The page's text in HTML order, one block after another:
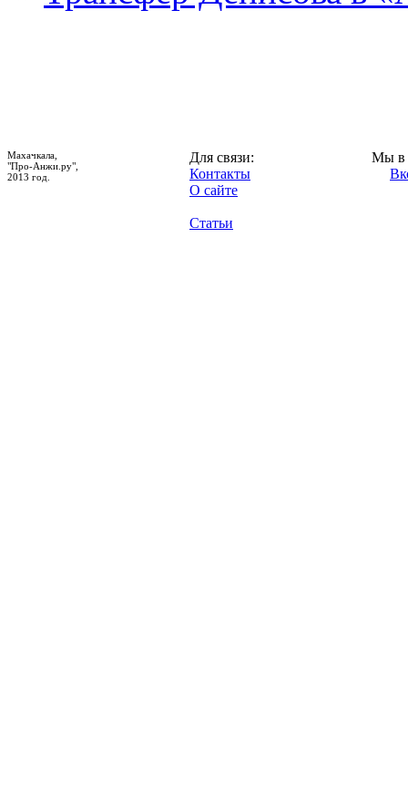
Махачкала,
"Про-Анжи.ру",
2013 год.
Для связи:
Контакты
О сайте
Статьи
Мы в